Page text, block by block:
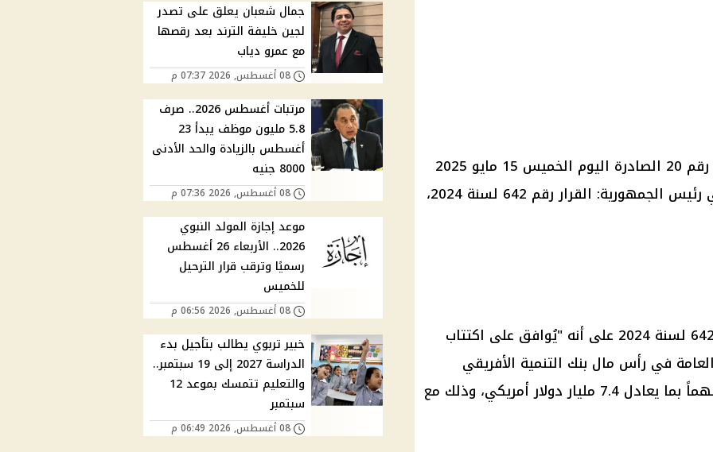
نشرت الجريدة الرسمية في عددها رقم 20 الصادرة اليوم الخميس 15 مايو 2025
قرارين للرئيس عبد الفتاح السيسي رئيس الجمهورية: القرار رقم 642 لسنة 2024،
تنص المادة الأولى من القرار رقم 642 لسنة 2024 على أنه "يُوافق على اكتتاب
في رأس مال بنك التنمية الأفريقي
القابل للاستدعاء بعدد 554,770 سهماً بما يعادل 7.4 مليار دولار أمريكي، وذلك مع
جمال شعبان يعلق على تصدر
لجين خليفة الترند بعد رقصها
مع عمرو دياب
08 أغسطس, 2026 07:37 م
مرتبات أغسطس 2026.. صرف
5.8 مليون موظف يبدأ 23
أغسطس بالزيادة والحد الأدنى
8000 جنيه
08 أغسطس, 2026 07:36 م
موعد إجازة المولد النبوي
2026.. الأربعاء 26 أغسطس
رسميًا وترقب قرار الترحيل
للخميس
08 أغسطس, 2026 06:56 م
خبير تربوي يطالب بتأجيل بدء
الدراسة 2027 إلى 19 سبتمبر..
والتعليم تتمسك بموعد 12
سبتمبر
08 أغسطس, 2026 06:49 م